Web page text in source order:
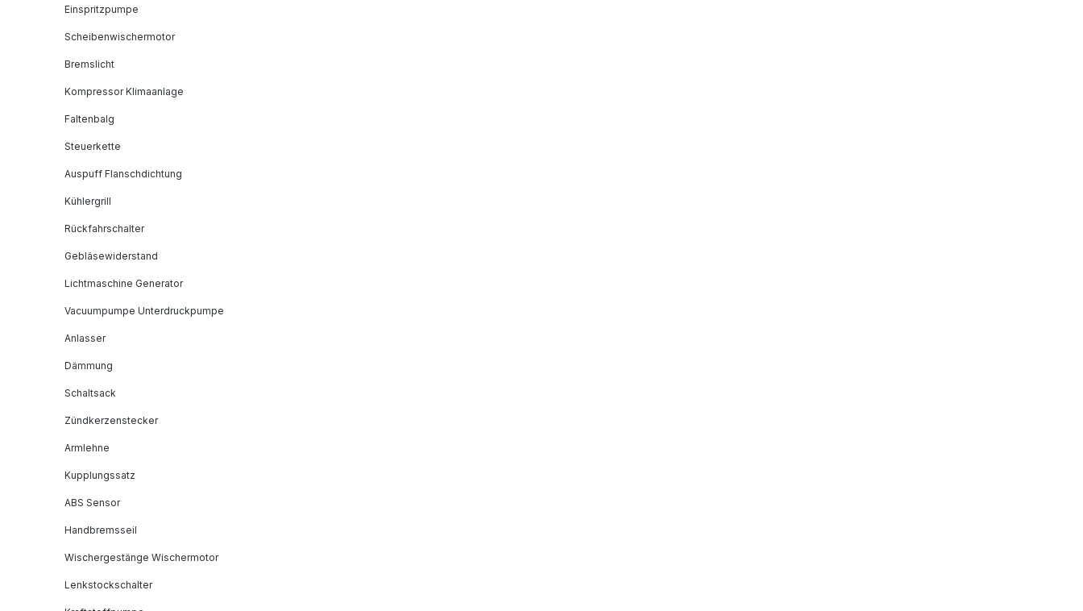
Einspritzpumpe
Scheibenwischermotor
Bremslicht
Kompressor Klimaanlage
Faltenbalg
Steuerkette
Auspuff Flanschdichtung
Kühlergrill
Rückfahrschalter
Gebläsewiderstand
Lichtmaschine Generator
Vacuumpumpe Unterdruckpumpe
Anlasser
Dämmung
Schaltsack
Zündkerzenstecker
Armlehne
Kupplungssatz
ABS Sensor
Handbremsseil
Wischergestänge Wischermotor
Lenkstockschalter